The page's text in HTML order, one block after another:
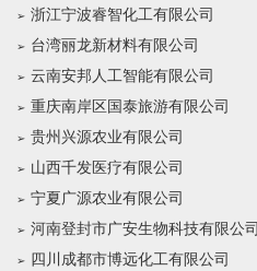
浙江宁波睿智化工有限公司
台湾丽龙新材料有限公司
云南安邦人工智能有限公司
重庆南岸区国泰旅游有限公司
贵州兴源农业有限公司
山西千发医疗有限公司
宁夏广源农业有限公司
河南登封市广安生物科技有限公司
四川成都市博远化工有限公司